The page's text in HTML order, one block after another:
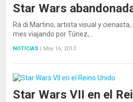
Star Wars
Rä di Martino, artista visual y
mes viajando por Túnez,…
NOTICIAS | May 16, 2013
Star Wars VII en el